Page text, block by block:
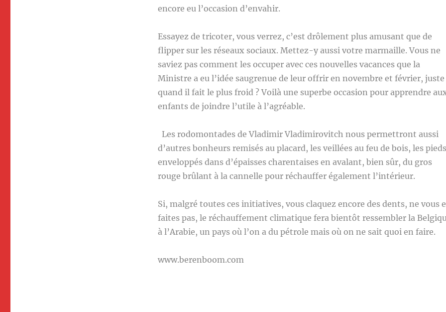
encore eu l’occasion d’envahir.
Essayez de tricoter, vous verrez, c’est drôlement plus amusant que de
flipper sur les réseaux sociaux. Mettez-y aussi votre marmaille. Vous ne
saviez pas comment les occuper avec ces nouvelles vacances que la
Ministre a eu l’idée saugrenue de leur offrir en novembre et février, juste
quand il fait le plus froid ? Voilà une superbe occasion pour apprendre
enfants de joindre l’utile à l’agréable.
Les rodomontades de Vladimir Vladimirovitch nous permettront aussi
d’autres bonheurs remisés au placard, les veillées au feu de bois, les pieds
enveloppés dans d’épaisses charentaises en avalant, bien sûr, du gros
rouge brûlant à la cannelle pour réchauffer également l’intérieur.
Si, malgré toutes ces initiatives, vous claquez encore des dents, ne vous
faites pas, le réchauffement climatique fera bientôt ressembler la
à l’Arabie, un pays où l’on a du pétrole mais où on ne sait quoi en faire.
www.berenboom.com